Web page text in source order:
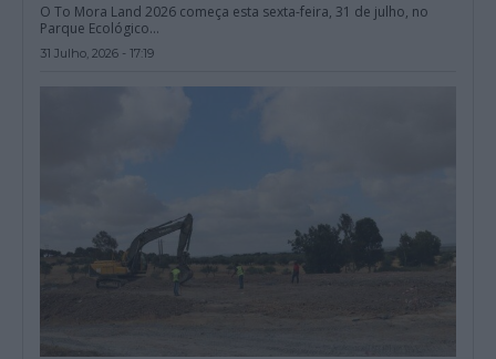
O To Mora Land 2026 começa esta sexta-feira, 31 de julho, no
Parque Ecológico...
31 Julho, 2026 - 17:19